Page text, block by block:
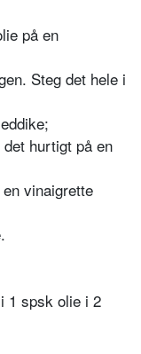
på en
Steg det hele i
hurtigt på en
vinaigrette
1 spsk olie i 2